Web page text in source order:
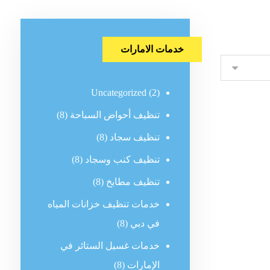
خدمات الامارات
Uncategorized (2)
تنظيف أحواض السباحة (8)
تنظيف سجاد (8)
تنظيف كنب وسجاد (8)
تنظيف مطابخ (8)
خدمات تنظيف خزانات المياه
في دبي (8)
خدمات غسيل الستائر في
الإمارات (8)